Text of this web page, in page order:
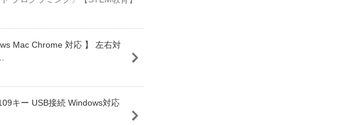
Mac Chrome 対応 】 左右対
キー USB接続 Windows対応